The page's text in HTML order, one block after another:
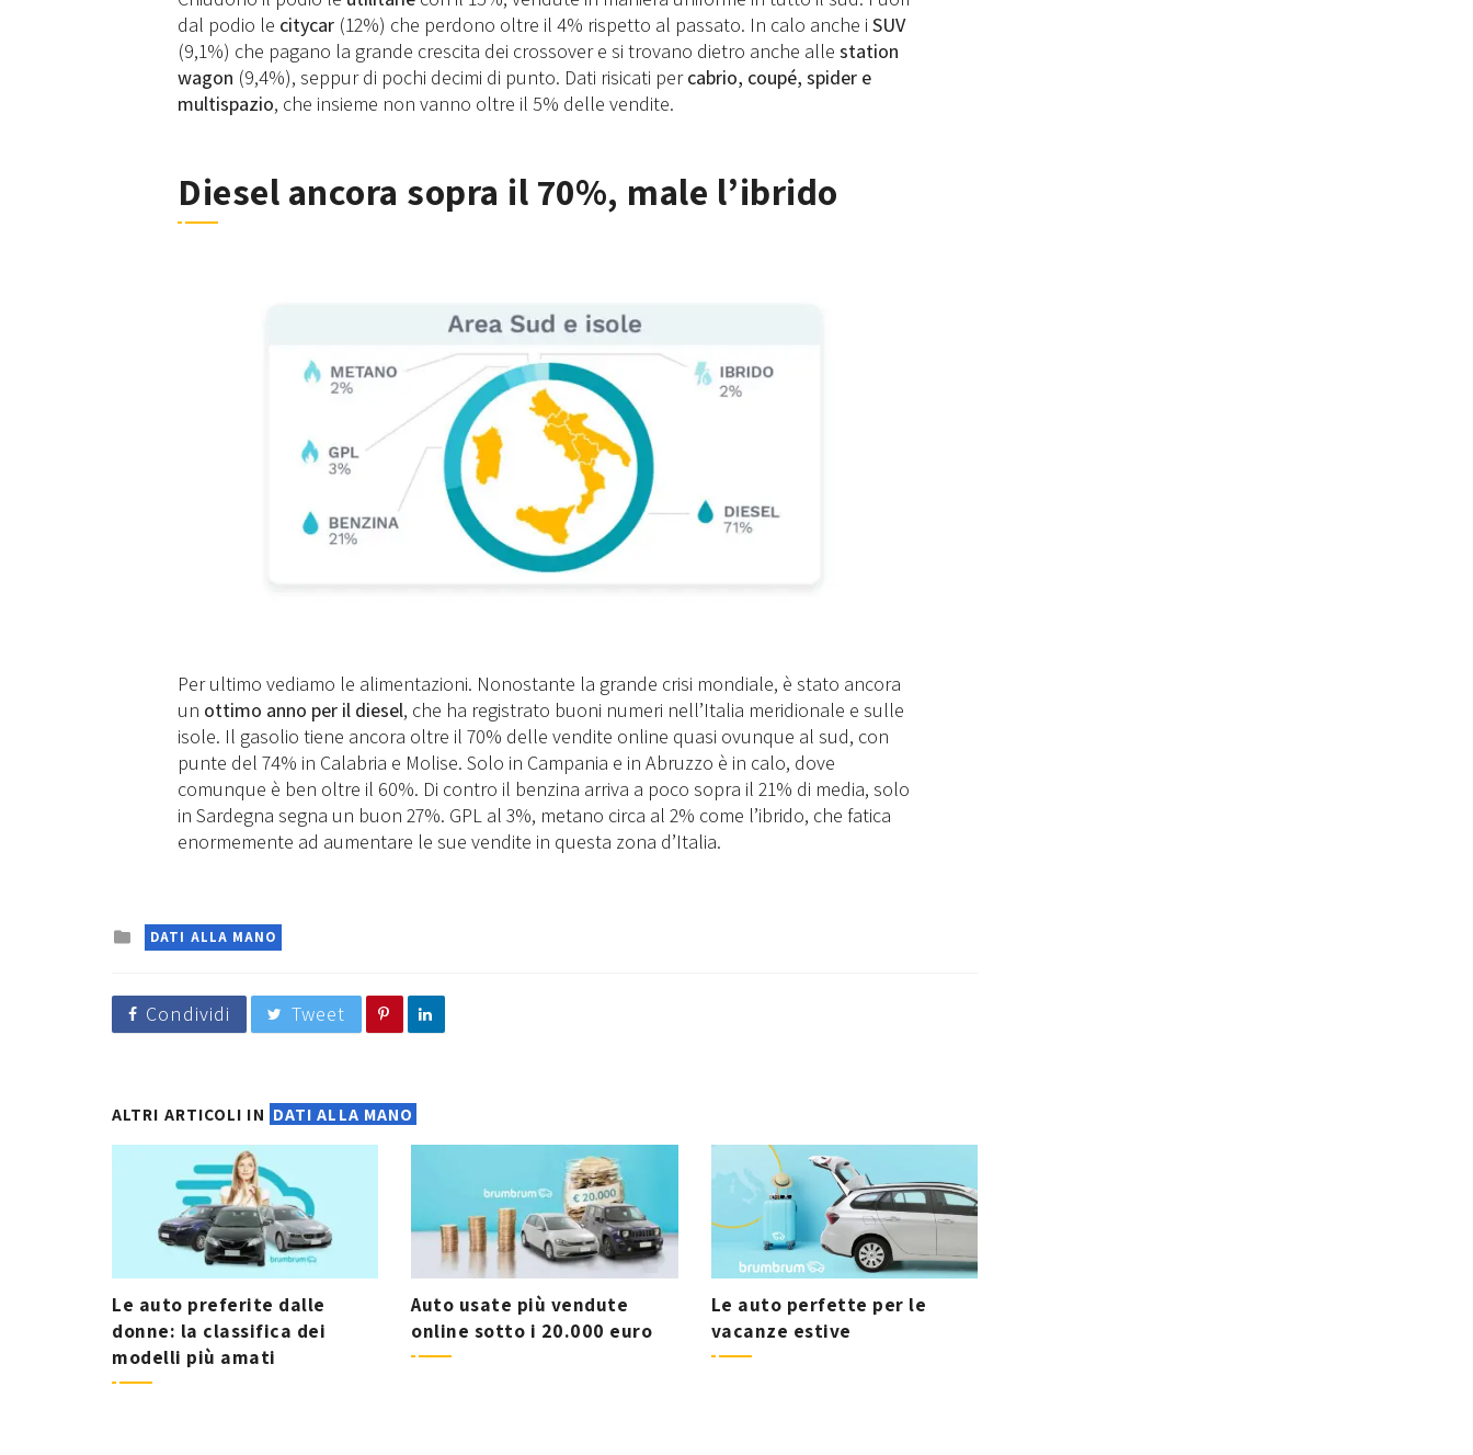
dal podio le citycar (12%) che perdono oltre il 4% rispetto al passato. In calo anche i SUV
(9,1%) che pagano la grande crescita dei crossover e si trovano dietro anche alle station
wagon (9,4%), seppur di pochi decimi di punto. Dati risicati percabrio, coupé, spider e
multispazio, che insieme non vanno oltre il 5% delle vendite.
Diesel ancora sopra il 70%, male l’ibrido
Per ultimo vediamo le alimentazioni. Nonostante la grande crisi mondiale, è stato ancora
un ottimo anno per il diesel, che ha registrato buoni numeri nell’Italia meridionale e sulle
isole. Il gasolio tiene ancora oltre il 70% delle vendite online quasi ovunque al sud, con
punte del 74% in Calabria e Molise. Solo in Campania e in Abruzzo è in calo, dove
comunque è ben oltre il 60%. Di contro il benzina arriva a poco sopra il 21% di media, solo
in Sardegna segna un buon 27%. GPL al 3%, metano circa al 2% come l’ibrido, che fatica
enormemente ad aumentare le sue vendite in questa zona d’Italia.
Posted
DATI ALLA MANO
Condividi Tweet
ALTRI ARTICOLI IN DATI ALLA MANO
Le auto preferite dalle
donne: la classifica dei
modelli più amati
Auto usate più vendute
online sotto i 20.000 euro
Le auto perfette per le
vacanze estive